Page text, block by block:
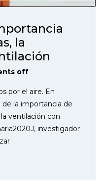
la
off
por el aire. En
la importancia de
ventilación con
investigador